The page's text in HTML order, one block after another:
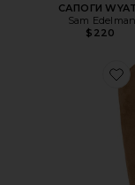
САПОГИ
Sam Edelman
$220